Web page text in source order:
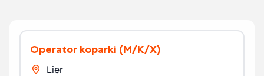
Operator koparki (M/K/X)
Lier